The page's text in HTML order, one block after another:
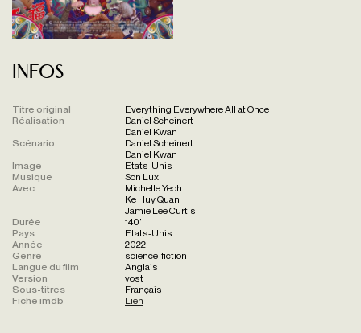
Infos
Titre original
Everything Everywhere All at Once
Réalisation
Daniel Scheinert
Daniel Kwan
Scénario
Daniel Scheinert
Daniel Kwan
Image
Etats-Unis
Musique
Son Lux
Avec
Michelle Yeoh
Ke Huy Quan
Jamie Lee Curtis
Durée
140'
Pays
Etats-Unis
Année
2022
Genre
science-fiction
Langue du film
Anglais
Version
vost
Sous-titres
Français
Fiche imdb
Lien